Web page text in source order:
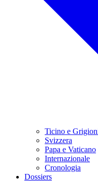
Ticino e
Svizzera
Papa e Vaticano
Internazionale
Cronologia
Dossiers